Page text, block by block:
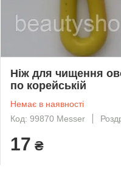
Ніж для чищення
по корейській
Немає в наявності
Код: 99870 Messer
17 ₴